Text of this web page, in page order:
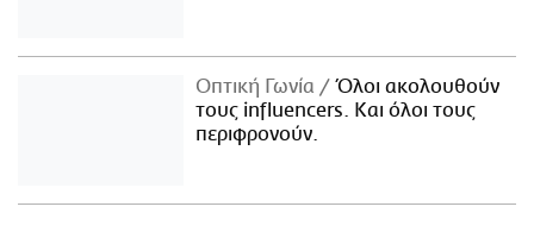
Οπτική Γωνία
Όλοι ακολουθούν
τους influencers. Και όλοι τους
περιφρονούν.